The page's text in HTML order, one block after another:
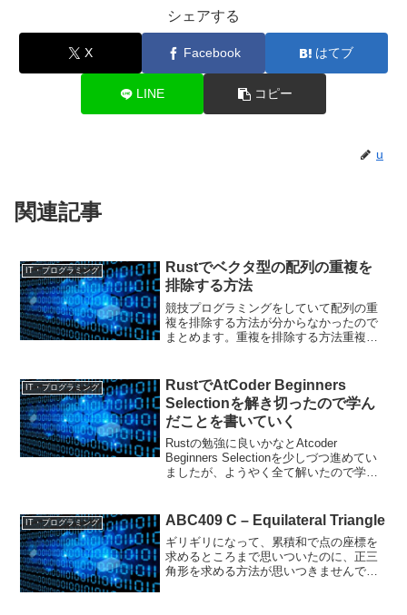
シェアする
X Facebook はてブ
LINE コピー
u
関連記事
IT・プログラミング
Rustでベクタ型の配列の重複を
排除する方法
競技プログラミングをしていて配列の重
複を排除する方法が分からなかったので
まとめます。重複を排除する方法重複を
"0.12"# Cargo.to...
IT・プログラミング
RustでAtCoder Beginners
Selectionを解き切ったので学ん
だことを書いていく
Rustの勉強に良いかなとAtcoder
Beginners Selectionを少しづつ進めてい
ましたが、ようやく全て解いたので学び
RustでAtcoder...
IT・プログラミング ABC409 C – Equilateral Triangle
ギリギリになって、累積和で点の座標を
求めるところまで思いついたのに、正三
角形を求める方法が思いつきませんでし